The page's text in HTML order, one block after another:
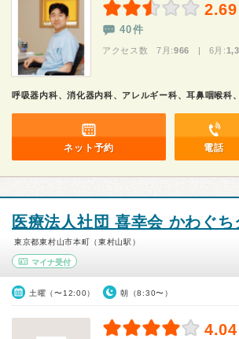
2.69
40件
アクセス数 7月:966 | 6月:
呼吸器内科、消化器内科、アレルギー科、耳鼻咽喉科
ネット予約 電話
医療法人社団 喜幸会 かわぐち
東京都東村山市本町（東村山駅）
マイナ受付
土曜（〜12:00） 朝（8:30〜）
4.04